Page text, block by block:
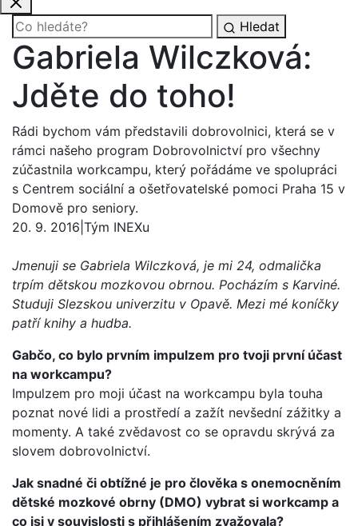
Hledat
Gabriela Wilczková:
Jděte do toho!
Rádi bychom vám představili dobrovolnici, která se v
rámci našeho program Dobrovolnictví pro všechny
zúčastnila workcampu, který pořádáme ve spolupráci
s Centrem sociální a ošetřovatelské pomoci Praha 15 v
Domově pro seniory.
20. 9. 2016 Tým INEXu
Jmenuji se Gabriela Wilczková, je mi 24, odmalička
trpím dětskou mozkovou obrnou. Pocházím s Karviné.
Studuji Slezskou univerzitu v Opavě. Mezi mé koníčky
patří knihy a hudba.
Gabčo, co bylo prvním impulzem pro tvoji první účast
na workcampu?
Impulzem pro moji účast na workcampu byla touha
poznat nové lidi a prostředí a zažít nevšední zážitky a
momenty. A také zvědavost co se opravdu skrývá za
slovem dobrovolnictví.
Jak snadné či obtížné je pro člověka s onemocněním
dětské mozkové obrny (DMO) vybrat si workcamp a
co jsi v souvislosti s přihlášením zvažovala?